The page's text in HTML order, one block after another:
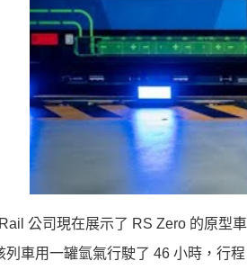
公司現在展示了 RS Zero 的原型
列車用一罐氫氣行駛了 46 小時，行